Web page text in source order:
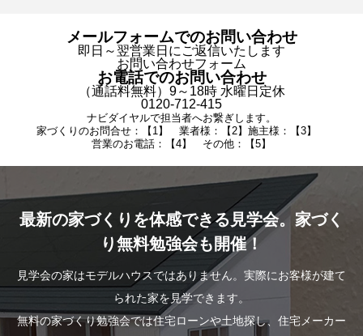
メールフォームでのお問い合わせ
即日～翌営業日にご返信いたします
お問い合わせフォーム
お電話でのお問い合わせ
（通話料無料）9～18時 水曜日定休
0120-712-415
ナビダイヤルで担当者へお繋ぎします。
家づくりのお問合せ：【1】 業者様：【2】施主様：【3】
営業のお電話：【4】 その他：【5】
最新の家づくりを体感できる見学会。家づく
り無料勉強会も開催！
見学会の家はモデルハウスではありません。実際にお客様が建て
られた家を見学できます。
無料の家づくり勉強会では住宅ローンや土地探し、住宅メーカー